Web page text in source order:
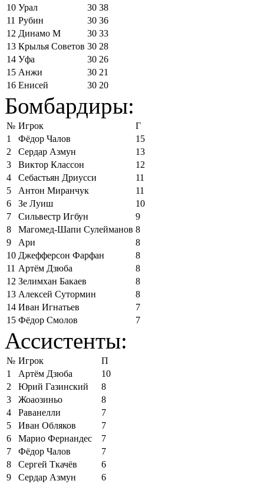
10 Урал 30 38
11 Рубин 30 36
12 Динамо М 30 33
13 Крылья Советов 30 28
14 Уфа 30 26
15 Анжи 30 21
16 Енисей 30 20
Бомбардиры:
№ Игрок
Г
1
Фёдор Чалов
15
2
Сердар Азмун
13
3
Виктор Классон
12
4
Себастьян Дриусси
11
5
Антон Миранчук
11
6
Зе Луиш
10
7
Сильвестр Игбун
9
8
Магомед-Шапи Сулейманов 8
9
Ари
8
10 Джефферсон Фарфан
8
11 Артём Дзюба
8
12 Зелимхан Бакаев
8
13 Алексей Сутормин
8
14 Иван Игнатьев
7
15 Фёдор Смолов 7
Ассистенты:
№ Игрок
П
1
Артём Дзюба
10
2
Юрий Газинский
8
3
Жоаозиньо
8
4
Раванелли
7
5
Иван Обляков
7
6
Марио Фернандес
7
7
Фёдор Чалов
7
8
Сергей Ткачёв
6
9
Сердар Азмун
6